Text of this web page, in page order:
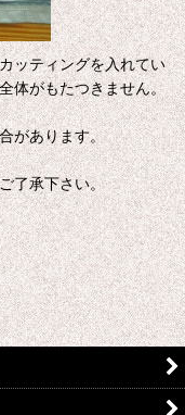
ッティングを入れてい
体がもたつきません。
があります。
了承下さい。